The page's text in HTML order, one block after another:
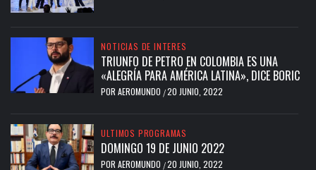
NOTICIAS DE INTERES
TRIUNFO DE PETRO EN COLOMBIA ES UNA
«ALEGRÍA PARA AMÉRICA LATINA», DICE BORIC
POR AEROMUNDO /20 JUNIO, 2022
ULTIMOS PROGRAMAS
DOMINGO 19 DE JUNIO 2022
POR AEROMUNDO /20 JUNIO, 2022